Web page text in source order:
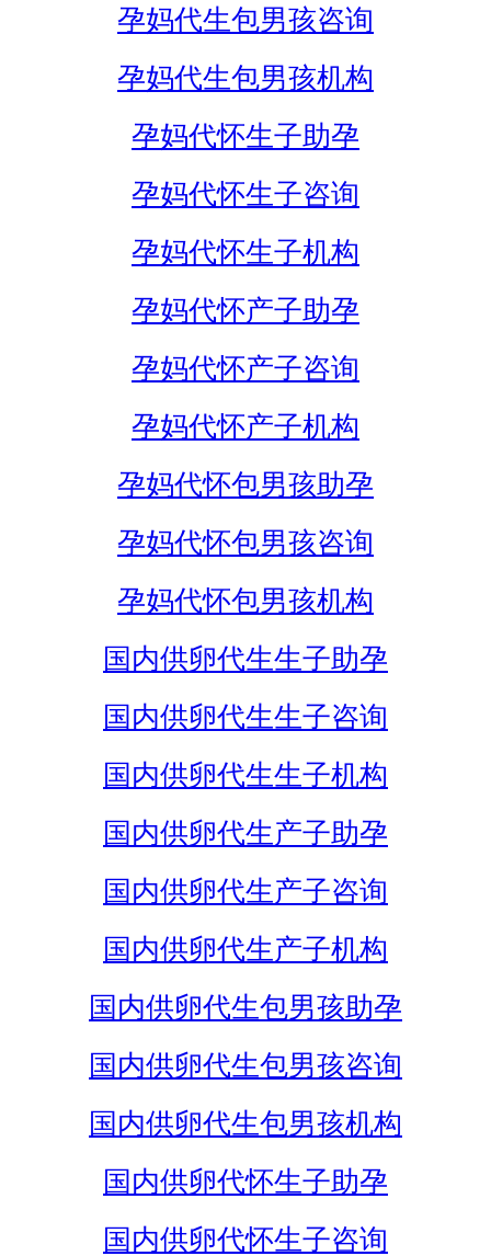
孕妈代生包男孩咨询
孕妈代生包男孩机构
孕妈代怀生子助孕
孕妈代怀生子咨询
孕妈代怀生子机构
孕妈代怀产子助孕
孕妈代怀产子咨询
孕妈代怀产子机构
孕妈代怀包男孩助孕
孕妈代怀包男孩咨询
孕妈代怀包男孩机构
国内供卵代生生子助孕
国内供卵代生生子咨询
国内供卵代生生子机构
国内供卵代生产子助孕
国内供卵代生产子咨询
国内供卵代生产子机构
国内供卵代生包男孩助孕
国内供卵代生包男孩咨询
国内供卵代生包男孩机构
国内供卵代怀生子助孕
国内供卵代怀生子咨询